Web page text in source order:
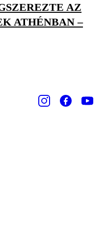
AZ
ATHÉNBAN –